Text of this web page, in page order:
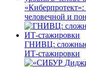
человечной и
ГНИВЦ: сложные
ИТ‑стажировки